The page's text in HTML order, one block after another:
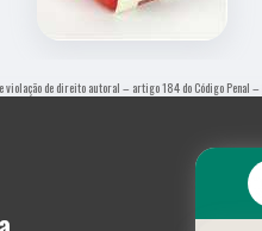
violação de direito autoral – artigo 184 do Código Penal –